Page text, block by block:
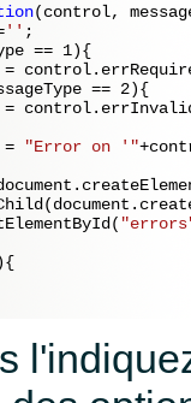
(control,
'' ;
== 1){
== 2){
=
"Error on '"
{